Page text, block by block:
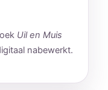
Uil en Muis
nabewerkt.